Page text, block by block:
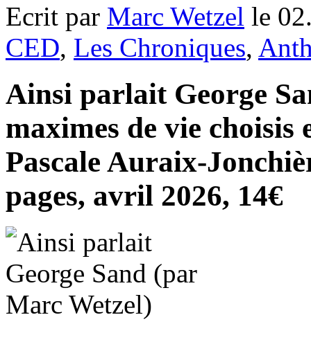
Ecrit par Marc Wetzel le
CED, Les Chroniques,
Ainsi parlait George
maximes de vie choisis
Pascale Auraix-
pages, avril 2026, 14€